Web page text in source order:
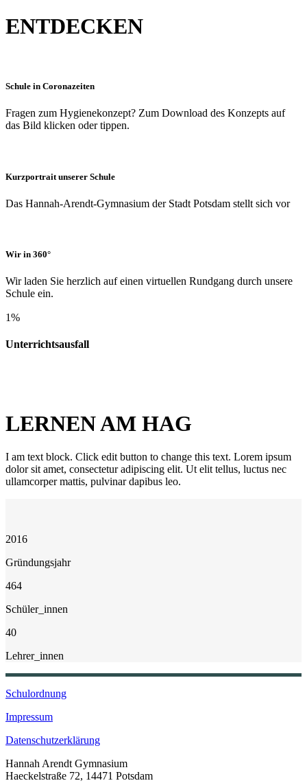
ENTDECKEN
Schule in Coronazeiten
Fragen zum Hygienekonzept? Zum Download des Konzepts auf
das Bild klicken oder tippen.
Kurzportrait unserer Schule
Das Hannah-Arendt-Gymnasium der Stadt Potsdam stellt sich vor
Wir in 360°
Wir laden Sie herzlich auf einen virtuellen Rundgang durch unsere
Schule ein.
1%
Unterrichtsausfall
LERNEN AM HAG
I am text block. Click edit button to change this text. Lorem ipsum
dolor sit amet, consectetur adipiscing elit. Ut elit tellus, luctus nec
ullamcorper mattis, pulvinar dapibus leo.
2016
Gründungsjahr
464
Schüler_innen
40
Lehrer_innen
Schulordnung
Impressum
Datenschutzerklärung
Hannah Arendt Gymnasium
Haeckelstraße 72, 14471 Potsdam